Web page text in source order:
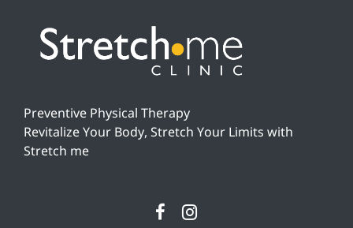
Preventive Physical Therapy
Revitalize Your Body, Stretch Your Limits with
Stretch me